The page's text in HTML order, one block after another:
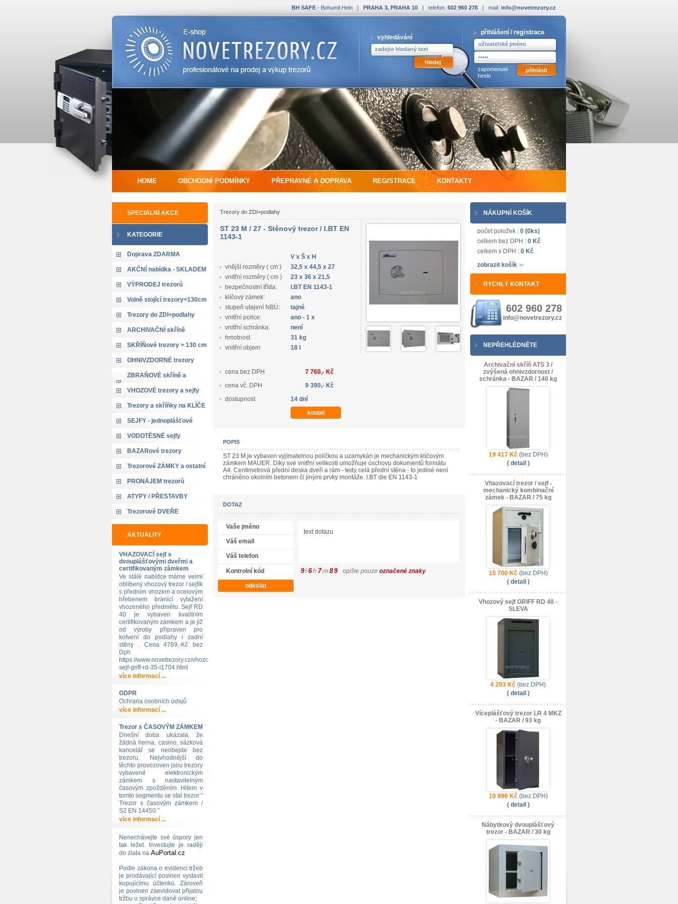
BH SAFE - Bohumil Hein | PRAHA 3, PRAHA 10 | telefon: 602 960 278 | mail: info@novetrezory.cz
vyhledávání
přihlášení / registrace
zapomenuté
heslo
HOME OBCHODNÍ PODMÍNKY PŘEPRAVNÉ A DOPRAVA REGISTRACE KONTAKTY
SPECIÁLNÍ AKCE
KATEGORIE
Doprava ZDARMA
AKČNÍ nabídka - SKLADEM
VÝPRODEJ trezorů
Volně stojící trezory<130cm
Trezory do ZDI+podlahy
ARCHIVAČNÍ skříně
SKŘÍŇové trezory > 130 cm
OHNIVZDORNÉ trezory
ZBRAŇOVÉ skříně a
trezory
VHOZOVÉ trezory a sejfy
Trezory a skříňky na KLÍČE
SEJFY - jednoplášťové
VODOTĚSNÉ sejfy
BAZARové trezory
Trezorové ZÁMKY a ostatní
PRONÁJEM trezorů
ATYPY / PŘESTAVBY
Trezorové DVEŘE
AKTUALITY
VHAZOVACÍ sejf s
dvouplášťovými dveřmi a
certifikovaným zámkem
Ve stálé nabídce máme velmi
oblíbený vhozový trezor / sejfík
s předním vhozem a ocelovým
hřebenem bránící vytažení
vhozeného předmětu. Sejf RD
40 je vybaven kvalitním
certifikovaným zámkem a je již
od výroby připraven pro
kotvení do podlahy i zadní
stěny . Cena 4789,-Kč bez
Dph
https://www.novetrezory.cz/vhozovy-
sejf-griff-rd-35-i1704.html
více informací ...
GDPR
Ochrana osobních údajů
více informací ...
Trezor s ČASOVÝM ZÁMKEM
Dnešní doba ukázala, že
žádná herna, casino, sázková
kancelář se neobejde bez
trezoru. Nejvhodnější do
těchto provozoven jsou trezory
vybavené elektronickým
zámkem s nastavitelným
časovým zpožděním. Hitem v
tomto segmentu se stal trezor "
Trezor s časovým zámkem /
S2 EN 14450 "
více informací ...
Nenechávejte své úspory jen
tak ležet. Investujte je raději
do zlata na AuPortal.cz
Podle zákona o evidenci tržeb
je prodávající povinen vystavit
kupujícímu účtenku. Zároveň
je povinen zaevidovat přijatou
tržbu u správce daně online;
Trezory do ZDI+podlahy
ST 23 M / 27 - Stěnový trezor / I.BT EN
1143-1
V x Š x H
vnější rozměry ( cm )
32,5 x 44,5 x 27
vnitřní rozměry ( cm )
23 x 36 x 21,5
bezpečnostní třída:
I.BT EN 1143-1
klíčový zámek:
ano
stupeň utajení NBÚ:
tajné
vnitřní police:
ano - 1 x
vnitřní schránka:
není
hmotnost
31 kg
vnitřní objem
18 l
cena bez DPH
7 760,- Kč
cena vč. DPH
9 390,- Kč
dostupnost
14 dní
POPIS
ST 23 M je vybaven vyjímatelnou poličkou a uzamykán je mechanickým klíčovým
zámkem MAUER. Díky své vnitřní velikosti umožňuje úschovu dokumentů formátu
A4. Centimetrová přední deska dveří a rám - tedy celá přední stěna - to jediné není
chráněno okolním betonem či jinými prvky montáže. I.BT dle EN 1143-1
DOTAZ
9l6h 7m 89 opište pouze označené znaky
NÁKUPNÍ KOŠÍK
počet položek : 0 (0ks)
celkem bez DPH : 0 Kč
celkem s DPH : 0 Kč
zobrazit košík
RYCHLÝ KONTAKT
602 960 278
info@novetrezory.cz
NEPŘEHLÉDNĚTE
Archivační skříň ATS 3 /
zvýšená ohnivzdornost /
schránka - BAZAR / 140 kg
19 417 Kč(bez DPH)
( detail )
Vhazovací trezor / sejf -
mechanický kombinační
zámek - BAZAR / 75 kg
15 700 Kč(bez DPH)
( detail )
Vhozový sejf GRIFF RD 40 -
SLEVA
4 293 Kč (bez DPH)
( detail )
Víceplášťový trezor LR 4 MKZ
- BAZAR / 93 kg
19 996 Kč(bez DPH)
( detail )
Nábytkový dvouplášťový
trezor - BAZAR / 30 kg